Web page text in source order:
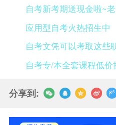
自考新考期送现金啦~
应用型自考火热招生中
自考文凭可以考取这些
自考专/本全套课程低
分享到: